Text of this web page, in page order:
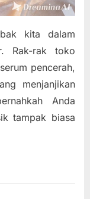
kita dalam
Rak-rak toko
pencerah,
menjanjikan
Anda
tampak biasa